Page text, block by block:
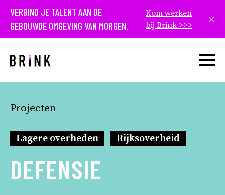
VERBIND JE TALENT AAN DE
GEBOUWDE OMGEVING VAN MORGEN.
Kom werken
bij Brink >>>
Open
Projecten
Lagere overheden Rijksoverheid
DEFENSIE